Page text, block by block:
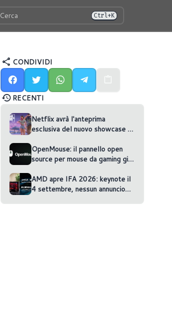
Cerca Ctrl+K
CONDIVIDI
RECENTI
Netflix avrà l'anteprima
esclusiva del nuovo showcase di
OpenMouse: il pannello open
source per mouse da gaming gira
AMD apre IFA 2026: keynote il
4 settembre, nessun annuncio